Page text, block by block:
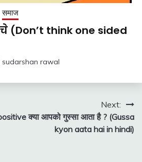
समाज
(Don’t think one sided
sudarshan rawal
Next:
क्या आपको गुस्सा आता है ? (Gussa
kyon aata hai in hindi)